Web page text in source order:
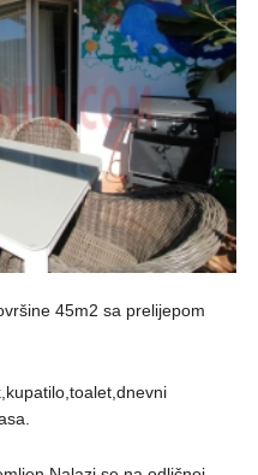
45m2 sa prelijepom